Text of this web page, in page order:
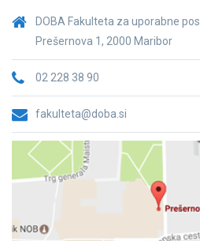
DOBA Fakulteta za uporabne
Prešernova 1, 2000 Maribor
02 228 38 90
fakulteta@doba.si